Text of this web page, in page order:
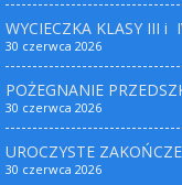
WYCIECZKA KLASY III
30 czerwca 2026
POŻEGNANIE
30 czerwca 2026
UROCZYSTE
30 czerwca 2026